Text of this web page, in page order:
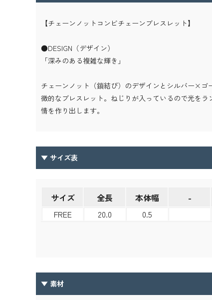
【チェーンノットコンビチェーンブレスレット】
●DESIGN（デザイン）
「深みのある複雑な輝き」
チェーンノット（鎖結び）のデザインとシルバー×ゴ
徴的なブレスレット。ねじりが入っているので光を
情を作り出します。
▼ サイズ表
サイズ 全長 本体幅 -
FREE
20.0
0.5
▼ 素材